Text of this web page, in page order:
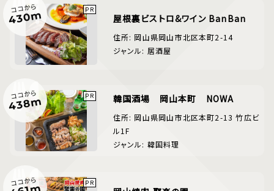
ココから
430m 屋根裏ビストロ&ワイン BanBan
住所: 岡山県岡山市北区本町2-14
ジャンル: 居酒屋
ココから
438m 韓国酒場 岡山本町 NOWA
住所: 岡山県岡山市北区本町2-13 竹広ビ
ル1F
ジャンル: 韓国料理
ココから